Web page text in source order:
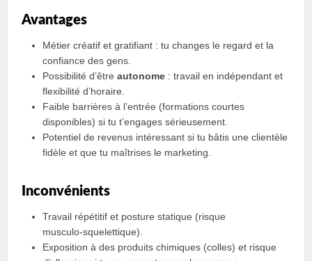
Avantages
Métier créatif et gratifiant : tu changes le regard et la
confiance des gens.
Possibilité d’êtreautonome : travail en indépendant et
flexibilité d’horaire.
Faible barrières à l’entrée (formations courtes
disponibles) si tu t’engages sérieusement.
Potentiel de revenus intéressant si tu bâtis une clientèle
fidèle et que tu maîtrises le marketing.
Inconvénients
Travail répétitif et posture statique (risque
musculo‑squelettique).
Exposition à des produits chimiques (colles) et risque